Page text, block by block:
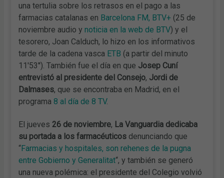
una tertulia sobre los retrasos en el pago a las
farmacias catalanas en Barcelona FM, BTV+ (25 de
noviembre audio ynoticia en la web de BTV) y el
tesorero, Joan Calduch, lo hizo en los informativos
tarde de la cadena vasca ETB (a partir del minuto
11'53''). También fue el día en que Josep Cuní
entrevistó al presidente del Consejo, Jordi de
Dalmases, que se encontraba en Madrid, en el
programa8 al día de 8 TV.
El jueves 26 de noviembre, La Vanguardia dedicaba
su portada a los farmacéuticos denunciando que
“Farmacias y hospitales, son rehenes de la pugna
entre Gobierno y Generalitat“, y también se generó
una nueva polémica: el presidente del Colegio volvió